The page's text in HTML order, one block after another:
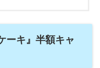
ーキ』半額キャ